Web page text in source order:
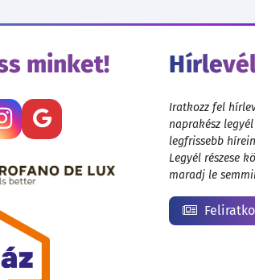
minket!
Iratkozz fel
naprakész
legfrissebb
Legyél részese
maradj le